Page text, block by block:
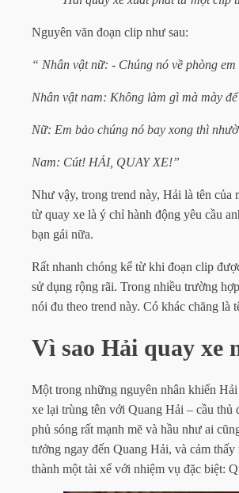
Nguyên văn đoạn clip như sau:
“ Nhân vật nữ: - Chúng nó về phòng
Nhân vật nam: Không làm gì mà mày
Nữ: Em bảo chúng nó bay xong thì
Nam: Cút! HẢI, QUAY XE!”
Như vậy, trong trend này, Hải là tên của
từ quay xe là ý chỉ hành động yêu cầu
bạn gái nữa.
Rất nhanh chóng kể từ khi đoạn clip
sử dụng rộng rãi. Trong nhiều trường
nói đu theo trend này. Có khác chăng là
Vì sao Hải quay xe
Một trong những nguyên nhân khiến
xe lại trùng tên với Quang Hải – cầu
phủ sóng rất mạnh mẽ và hầu như ai
tưởng ngay đến Quang Hải, và cảm
thành một tài xế với nhiệm vụ đặc biệt: